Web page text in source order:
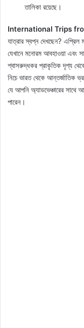
তালিকা রয়েছে।
International Trips
যাত্রার স্বপ্ন দেখছেন?
যেখানে মনোরম আবহাওয়া এবং
শ্বাসরুদ্ধকর প্রাকৃতিক দৃশ্য
নিচে ভারত থেকে আন্তর্জাতিক
যে আপনি অ্যাডভেঞ্চারের সাথে
পারেন।